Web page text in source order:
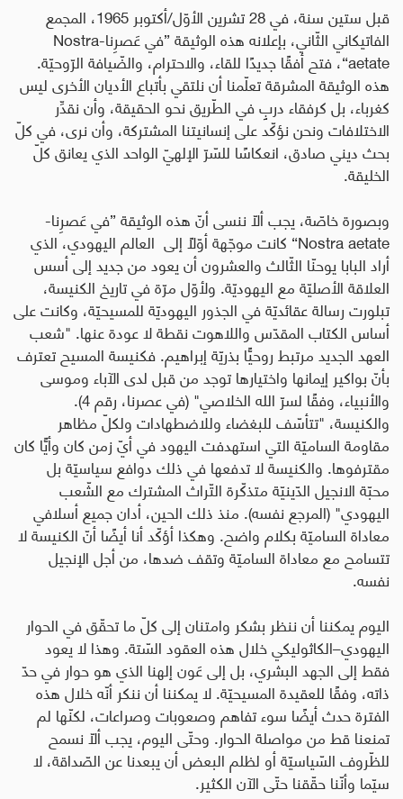
قبل ستين سنة، في 28 تشرين الأوّل/أكتوبر 1965، المجمع
الفاتيكاني الثّاني، بإعلانه هذه الوثيقة ”في عَصرِنا -Nostra
aetate“ ، فتح أفقًا جديدًا للقاء، والاحترام، والضّيافة الرّوحيّة.
هذه الوثيقة المشرقة تعلّمنا أن نلتقي بأتباع الأديان الأخرى ليس
كغرباء، بل كرفقاء دربٍ في الطّريق نحو الحقيقة، وأن نقدِّر
الاختلافات ونحن نؤكّد على إنسانيتنا المشتركة، وأن نرى، في كلّ
بحث ديني صادق، انعكاسًا للسّرّ الإلهيّ الواحد الذي يعانق كلّ
الخليقة.
وبصورة خاصّة، يجب ألّا ننسى أنّ هذه الوثيقة ”في عَصرِنا-
Nostra aetate“ كانت موجّهة أوّلًا إلى العالم اليهودي، الذي
أراد البابا يوحنّا الثّالث والعشرون أن يعود من جديد إلى أسس
العلاقة الأصليّة مع اليهوديّة. ولأوّل مرّة في تاريخ الكنيسة،
تبلورت رسالة عقائديّة في الجذور اليهوديّة للمسيحيّة، وكانت على
أساس الكتاب المقدّس واللاهوت نقطة لا عودة عنها. "شعب
العهد الجديد مرتبط روحيًّا بذريّة إبراهيم. فكنيسة المسيح تعترف
بأنّ بواكير إيمانها واختيارها توجد من قبل لدى الآباء وموسى
والأنبياء، وفقًا لسرّ الله الخلاصي" (في عصرنا، رقم 4).
والكنيسة، "تتأسّف للبغضاء وللاضطهادات ولكلّ مظاهر
مقاومة الساميّة التي استهدفت اليهود في أيّ زمن كان وأيًّا كان
مقترفوها. والكنيسة لا تدفعها في ذلك دوافع سياسيّة بل
محبّة الانجيل الدّينيّة متذكّرة التّراث المشترك مع الشّعب
اليهودي" (المرجع نفسه). منذ ذلك الحين، أدان جميع أسلافي
معاداة الساميّة بكلام واضح. وهكذا أؤكّد أنا أيضًا أنّ الكنيسة لا
تتسامح مع معاداة الساميّة وتقف ضدها، من أجل الإنجيل
نفسه.
اليوم يمكننا أن ننظر بشكر وامتنان إلى كلّ ما تحقّق في الحوار
اليهودي–الكاثوليكي خلال هذه العقود السّتة. وهذا لا يعود
فقط إلى الجهد البشري، بل إلى عَون إلهنا الذي هو حوار في حدّ
ذاته، وفقًا للعقيدة المسيحيّة. لا يمكننا أن ننكر أنّه خلال هذه
الفترة حدث أيضًا سوء تفاهم وصعوبات وصراعات، لكنّها لم
تمنعنا قط من مواصلة الحوار. وحتّى اليوم، يجب ألّا نسمح
للظّروف السّياسيّة أو لظلم البعض أن يبعدنا عن الصّداقة، لا
سيّما وأنّنا حقّقنا حتّى الآن الكثير.